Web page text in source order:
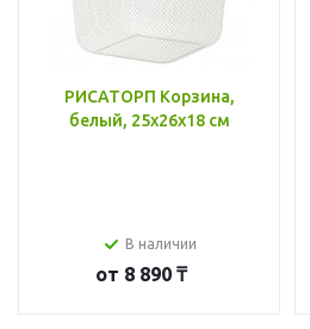
РИСАТОРП Корзина,
белый, 25x26x18 см
В наличии
от 8 890 ₸